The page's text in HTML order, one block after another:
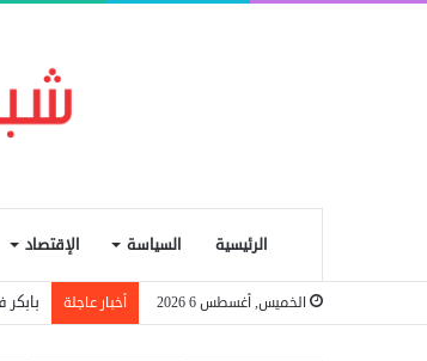
الرئيسية السياسة الإقتصاد
الخميس, أغسطس 6 2026 أخبار عاجلة